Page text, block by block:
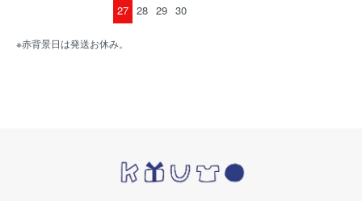
27 28 29 30
※赤背景日は発送お休み。